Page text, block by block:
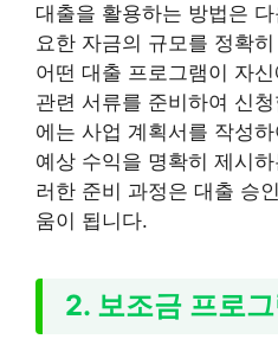
대출을 활용하는 방법은
요한 자금의 규모를 정확
어떤 대출 프로그램이 자
관련 서류를 준비하여 신
에는 사업 계획서를 작성
예상 수익을 명확히 제시
러한 준비 과정은 대출 승
움이 됩니다.
2. 보조금 프로그